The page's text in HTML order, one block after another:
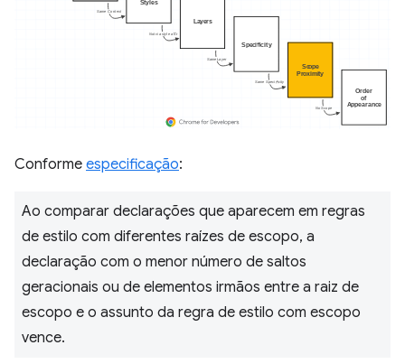
Conforme especificação:
Ao comparar declarações que aparecem em regras
de estilo com diferentes raízes de escopo, a
declaração com o menor número de saltos
geracionais ou de elementos irmãos entre a raiz de
escopo e o assunto da regra de estilo com escopo
vence.